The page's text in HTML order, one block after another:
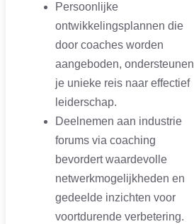
Persoonlijke
ontwikkelingsplannen die
door coaches worden
aangeboden, ondersteunen
je unieke reis naar effectief
leiderschap.
Deelnemen aan industrie
forums via coaching
bevordert waardevolle
netwerkmogelijkheden en
gedeelde inzichten voor
voortdurende verbetering.